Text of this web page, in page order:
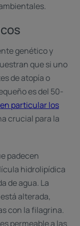
genético y
que si uno
de atopía o
es del 50-
en particular los
crucial para la
padecen
hidrolipídica
de agua. La
alterada,
con la filagrina.
permeable a las